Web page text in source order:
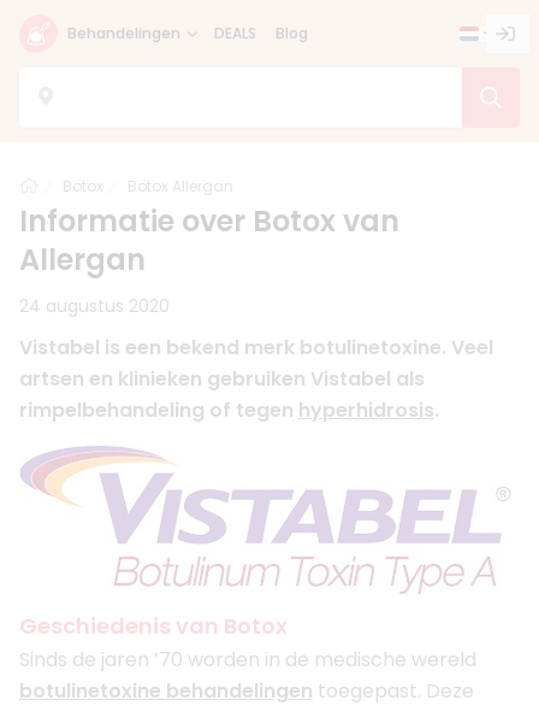
Behandelingen DEALS Blog
Home
Botox Botox Allergan
Informatie over Botox van
Allergan
24 augustus 2020
Vistabel is een bekend merk botulinetoxine. Veel
artsen en klinieken gebruiken Vistabel als
rimpelbehandeling of tegen hyperhidrosis.
Geschiedenis van Botox
Sinds de jaren ’70 worden in de medische wereld
botulinetoxine behandelingen toegepast. Deze